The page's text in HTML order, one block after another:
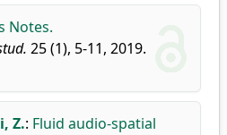
Notes.
25 (1), 5-11, 2019.
Z.: Fluid audio-spatial